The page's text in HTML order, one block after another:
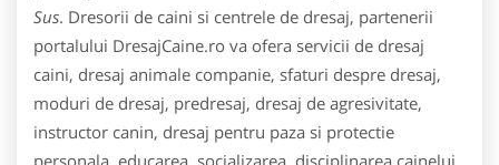
Sus. Dresorii de caini si centrele de dresaj, partenerii
portalului DresajCaine.ro va ofera servicii de dresaj
caini, dresaj animale companie, sfaturi despre dresaj,
moduri de dresaj, predresaj, dresaj de agresivitate,
instructor canin, dresaj pentru paza si protectie
personala, educarea, socializarea, disciplinarea cainelui